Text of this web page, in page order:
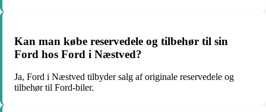
Kan man købe reservedele og tilbehør til sin
Ford hos Ford i Næstved?
Ja, Ford i Næstved tilbyder salg af originale reservedele og
tilbehør til Ford-biler.